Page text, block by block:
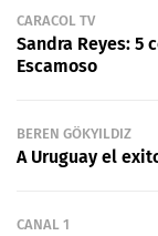
CARACOL TV
Sandra Reyes: 5
Escamoso
BEREN GÖKYILDIZ
A Uruguay el
CANAL 1